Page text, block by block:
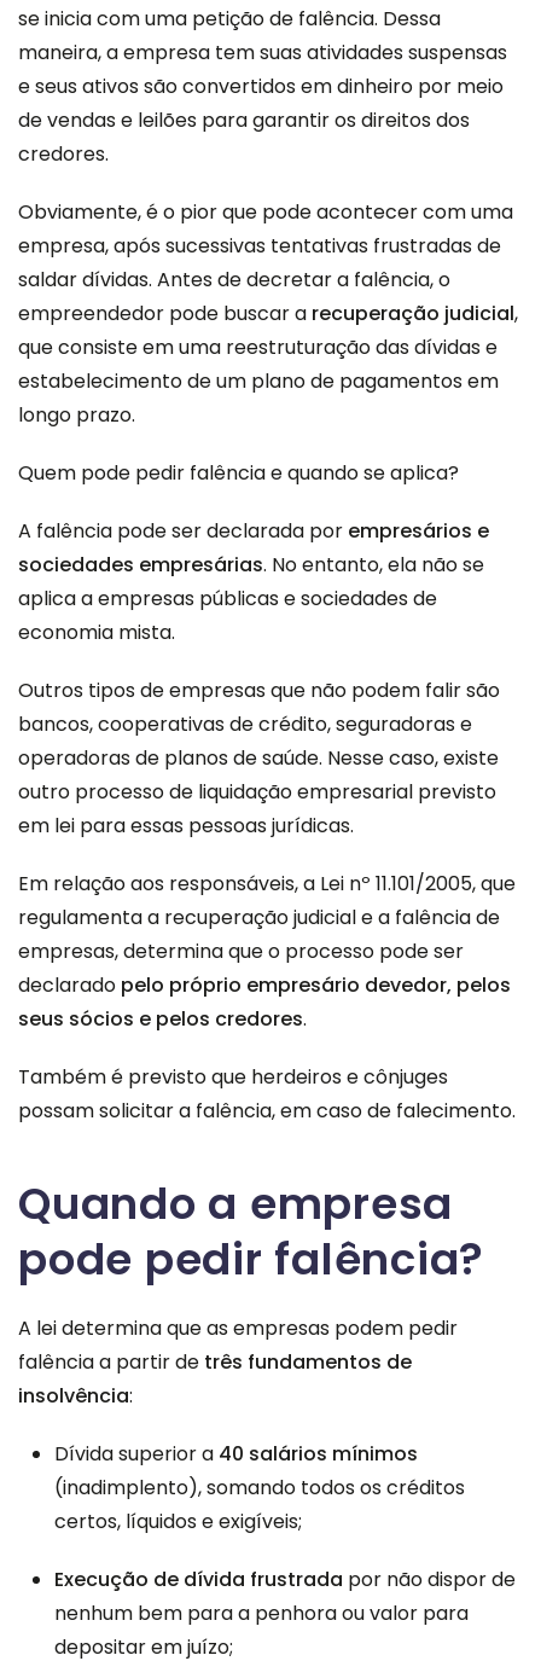
se inicia com uma petição de falência. Dessa
maneira, a empresa tem suas atividades suspensas
e seus ativos são convertidos em dinheiro por meio
de vendas e leilões para garantir os direitos dos
credores.
Obviamente, é o pior que pode acontecer com uma
empresa, após sucessivas tentativas frustradas de
saldar dívidas. Antes de decretar a falência, o
empreendedor pode buscar a recuperação judicial,
que consiste em uma reestruturação das dívidas e
estabelecimento de um plano de pagamentos em
longo prazo.
Quem pode pedir falência e quando se aplica?
A falência pode ser declarada por empresários e
sociedades empresárias. No entanto, ela não se
aplica a empresas públicas e sociedades de
economia mista.
Outros tipos de empresas que não podem falir são
bancos, cooperativas de crédito, seguradoras e
operadoras de planos de saúde. Nesse caso, existe
outro processo de liquidação empresarial previsto
em lei para essas pessoas jurídicas.
Em relação aos responsáveis, a Lei nº 11.101/2005, que
regulamenta a recuperação judicial e a falência de
empresas, determina que o processo pode ser
declarado pelo próprio empresário devedor, pelos
seus sócios e pelos credores.
Também é previsto que herdeiros e cônjuges
possam solicitar a falência, em caso de falecimento.
Quando a empresa
pode pedir falência?
A lei determina que as empresas podem pedir
falência a partir de três fundamentos de
insolvência:
Dívida superior a 40 salários mínimos
(inadimplento), somando todos os créditos
certos, líquidos e exigíveis;
Execução de dívida frustrada por não dispor de
nenhum bem para a penhora ou valor para
depositar em juízo;